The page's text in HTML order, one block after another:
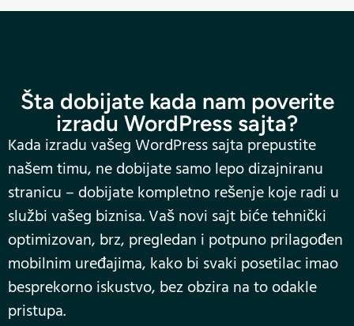
Šta dobijate kada nam poverite
izradu WordPress sajta?
Kada izradu vašeg WordPress sajta prepustite
našem timu, ne dobijate samo lepo dizajniranu
stranicu – dobijate kompletno rešenje koje radi u
službi vašeg biznisa. Vaš novi sajt biće tehnički
optimizovan, brz, pregledan i potpuno prilagođen
mobilnim uređajima, kako bi svaki posetilac imao
besprekorno iskustvo, bez obzira na to odakle
pristupa.